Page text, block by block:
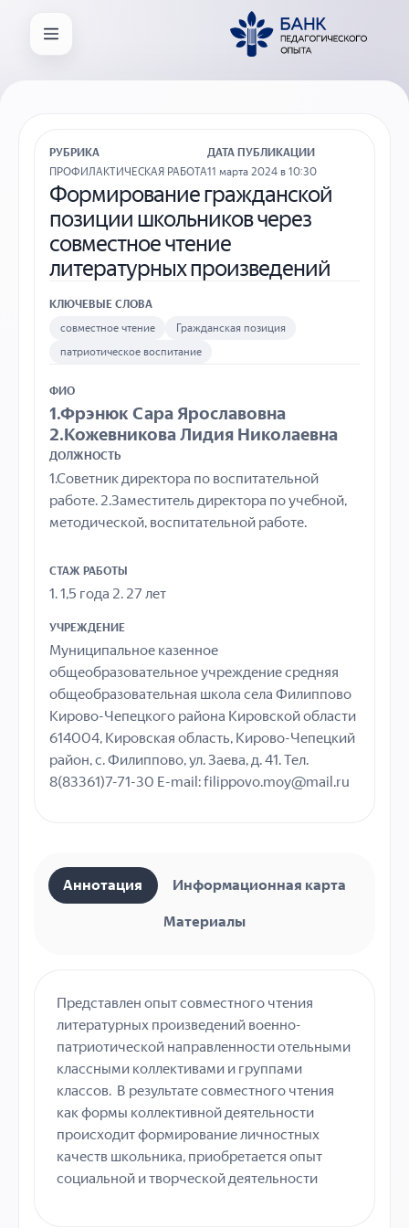
ФИО
1.Фрэнюк Сара Ярославовна
2.Кожевникова Лидия Николаевна
ДОЛЖНОСТЬ
1.Советник директора по воспитательной
работе. 2.Заместитель директора по учебной,
методической, воспитательной работе.
СТАЖ РАБОТЫ
1. 1,5 года 2. 27 лет
УЧРЕЖДЕНИЕ
Муниципальное казенное
общеобразовательное учреждение средняя
общеобразовательная школа села Филиппово
Кирово-Чепецкого района Кировской области
614004, Кировская область, Кирово-Чепецкий
район, с. Филиппово, ул. Заева, д. 41. Тел.
8(83361)7-71-30 E-mail: filippovo.moy@mail.ru
РУБРИКА
ПРОФИЛАКТИЧЕСКАЯ РАБОТА
ДАТА ПУБЛИКАЦИИ
11 марта 2024 в 10:30
Формирование гражданской
позиции школьников через
совместное чтение
литературных произведений
КЛЮЧЕВЫЕ СЛОВА
совместное чтение
Гражданская позиция
патриотическое воспитание
Аннотация Информационная карта
Материалы
Представлен опыт совместного чтения
литературных произведений военно-
патриотической направленности отельными
классными коллективами и группами
классов. В результате совместного чтения
как формы коллективной деятельности
происходит формирование личностных
качеств школьника, приобретается опыт
социальной и творческой деятельности